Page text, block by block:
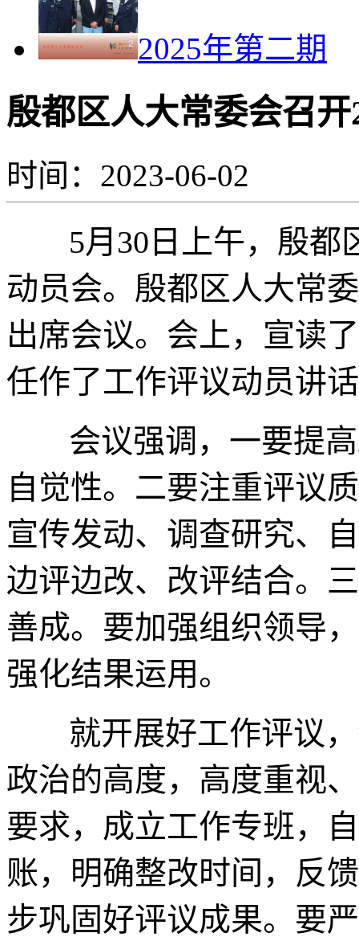
2025年第二期
殷都区人大常委会召
时间：2023-06-02
5月30日上午，殷都
动员会。殷都区人大常
出席会议。会上，宣读
任作了工作评议动员讲
会议强调，一要提
自觉性。二要注重评议
宣传发动、调查研究、
边评边改、改评结合。
善成。要加强组织领导
强化结果运用。
就开展好工作评议
政治的高度，高度重视
要求，成立工作专班，
账，明确整改时间，反
步巩固好评议成果。要